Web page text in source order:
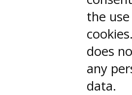
the
does
any
data.